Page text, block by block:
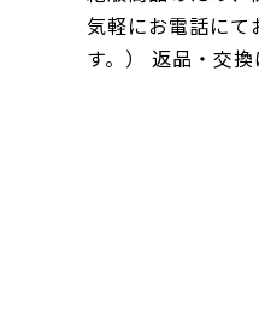
気軽にお電話にて
す。） 返品・交